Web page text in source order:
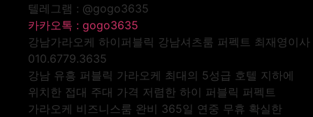
텔레그램 : @gogo3635
카카오톡 : gogo3635
강남가라오케 하이퍼블릭 강남셔츠룸 퍼펙트 최재영이사
010.6779.3635
강남 유흥 퍼블릭 가라오케 최대의 5성급 호텔 지하에
위치한 접대 주대 가격 저렴한 하이 퍼블릭 퍼펙트
가라오케 비즈니스룸 완비 365일 연중 무휴 확실한